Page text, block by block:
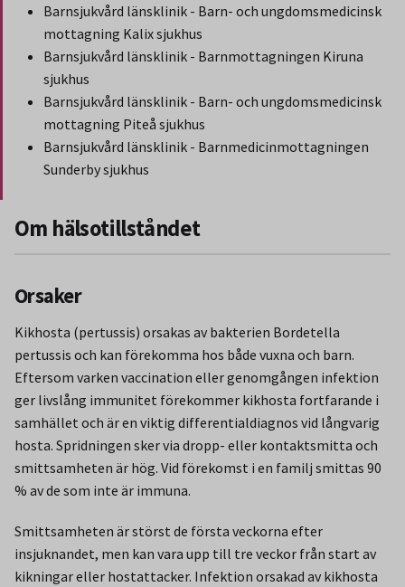
Barnsjukvård länsklinik - Barn- och ungdomsmedicinsk
mottagning Kalix sjukhus
Barnsjukvård länsklinik - Barnmottagningen Kiruna
sjukhus
Barnsjukvård länsklinik - Barn- och ungdomsmedicinsk
mottagning Piteå sjukhus
Barnsjukvård länsklinik - Barnmedicinmottagningen
Sunderby sjukhus
Om hälsotillståndet
Orsaker
Kikhosta (pertussis) orsakas av bakterien Bordetella
pertussis och kan förekomma hos både vuxna och barn.
Eftersom varken vaccination eller genomgången infektion
ger livslång immunitet förekommer kikhosta fortfarande i
samhället och är en viktig differentialdiagnos vid långvarig
hosta. Spridningen sker via dropp- eller kontaktsmitta och
smittsamheten är hög. Vid förekomst i en familj smittas 90
% av de som inte är immuna.
Smittsamheten är störst de första veckorna efter
insjuknandet, men kan vara upp till tre veckor från start av
kikningar eller hostattacker. Infektion orsakad av kikhosta